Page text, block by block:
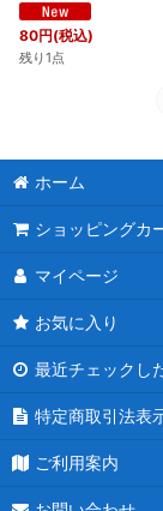
80円(税込)
残り1点
ホーム
ショッピングカ
マイページ
お気に入り
最近チェックし
特定商取引法表
ご利用案内